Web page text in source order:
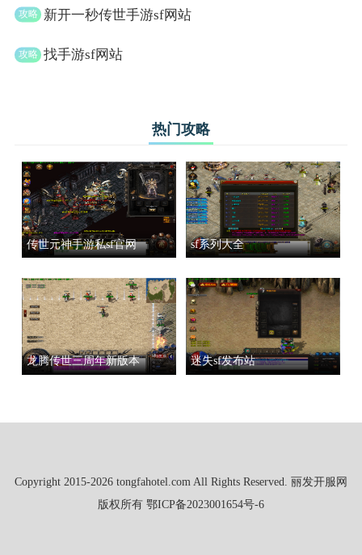
新开一秒传世手游sf网站
找手游sf网站
热门攻略
传世元神手游私sf官网 sf系列大全
龙腾传世三周年新版本 迷失sf发布站
Copyright 2015-2026 tongfahotel.com All Rights Reserved. 丽发开服网
版权所有 鄂ICP备2023001654号-6